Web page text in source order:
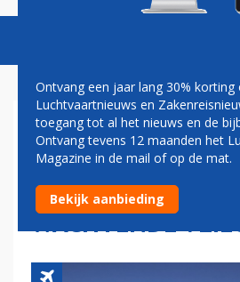
AMERICAN
PASSAGIERS TE
WACHTENDE
Ontvang een jaar lang 30% korting
Luchtvaartnieuws en
toegang tot al het nieuws en de
Ontvang tevens 12 maanden het
Magazine in de mail of op de mat.
Bekijk aanbieding